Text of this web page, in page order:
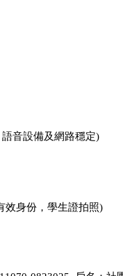
音設備及網路穩定)
效身份，學生證拍照)